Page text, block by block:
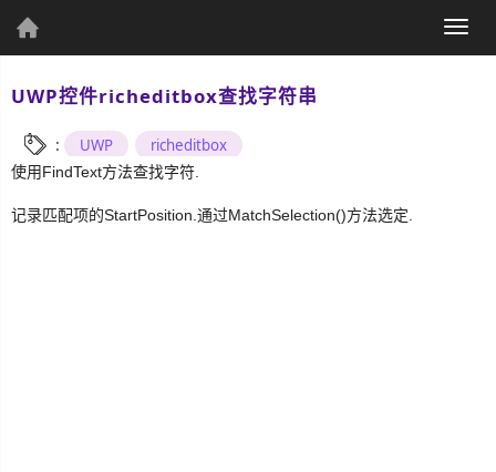
个人资料
个人主页 发表文章
(current)
UWP控件richeditbox查找字符串
: UWP richeditbox
使用FindText方法查找字符.
记录匹配项的StartPosition.通过MatchSelection()方法选定.